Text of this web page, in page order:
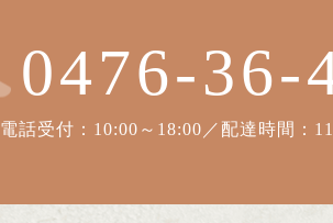
0476-36-
電話受付：10:00～18:00／配達時間：